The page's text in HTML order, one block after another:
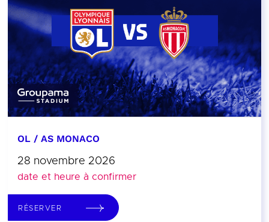
OL / AS MONACO
28 novembre 2026
date et heure à confirmer
RÉSERVER